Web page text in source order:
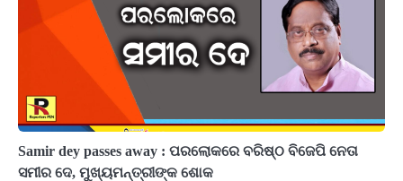
Samir dey passes away : ପରଲୋକରେ ବରିଷ୍ଠ ବିଜେପି ନେତା
ସମୀର ଦେ, ମୁଖ୍ୟମନ୍ତ୍ରୀଙ୍କ ଶୋକ